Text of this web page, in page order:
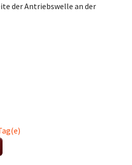
der Antriebswelle an der